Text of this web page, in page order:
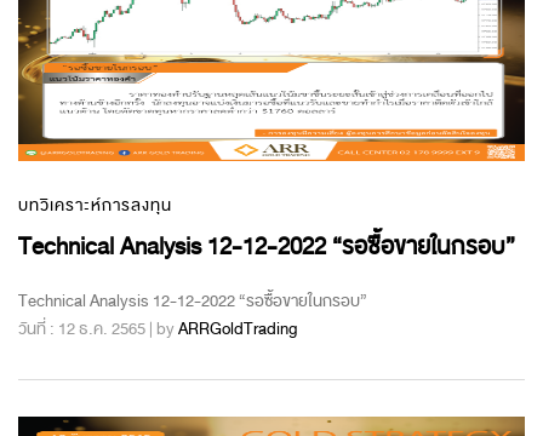
บทวิเคราะห์การลงทุน
Technical Analysis 12-12-2022 “รอซื้อขายในกรอบ”
Technical Analysis 12-12-2022 “รอซื้อขายในกรอบ”
วันที่ : 12 ธ.ค. 2565 | byARRGoldTrading